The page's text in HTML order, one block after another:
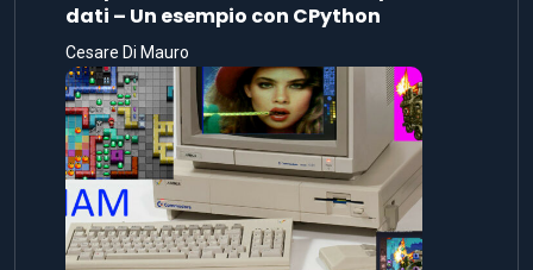
dati – Un esempio con CPython
Cesare Di Mauro